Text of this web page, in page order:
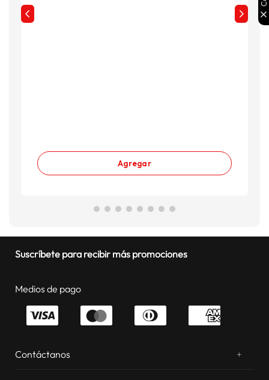
Agregar
Suscríbete para recibir más promociones
Medios de pago
Contáctanos +